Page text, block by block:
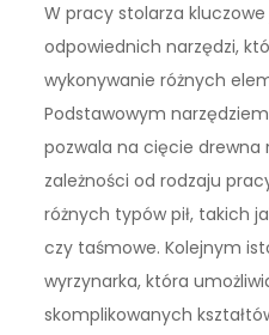
W pracy stolarza
odpowiednich narzędzi,
wykonywanie różnych
Podstawowym
pozwala na cięcie drewna
zależności od rodzaju
różnych typów pił, takich
czy taśmowe. Kolejnym
wyrzynarka, która
skomplikowanych